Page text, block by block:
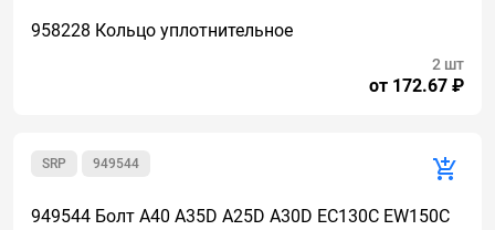
958228 Кольцо уплотнительное
от 172.67 ₽
2 шт
949544
SRP
949544 Болт A40 A35D A25D A30D EC130C EW150C